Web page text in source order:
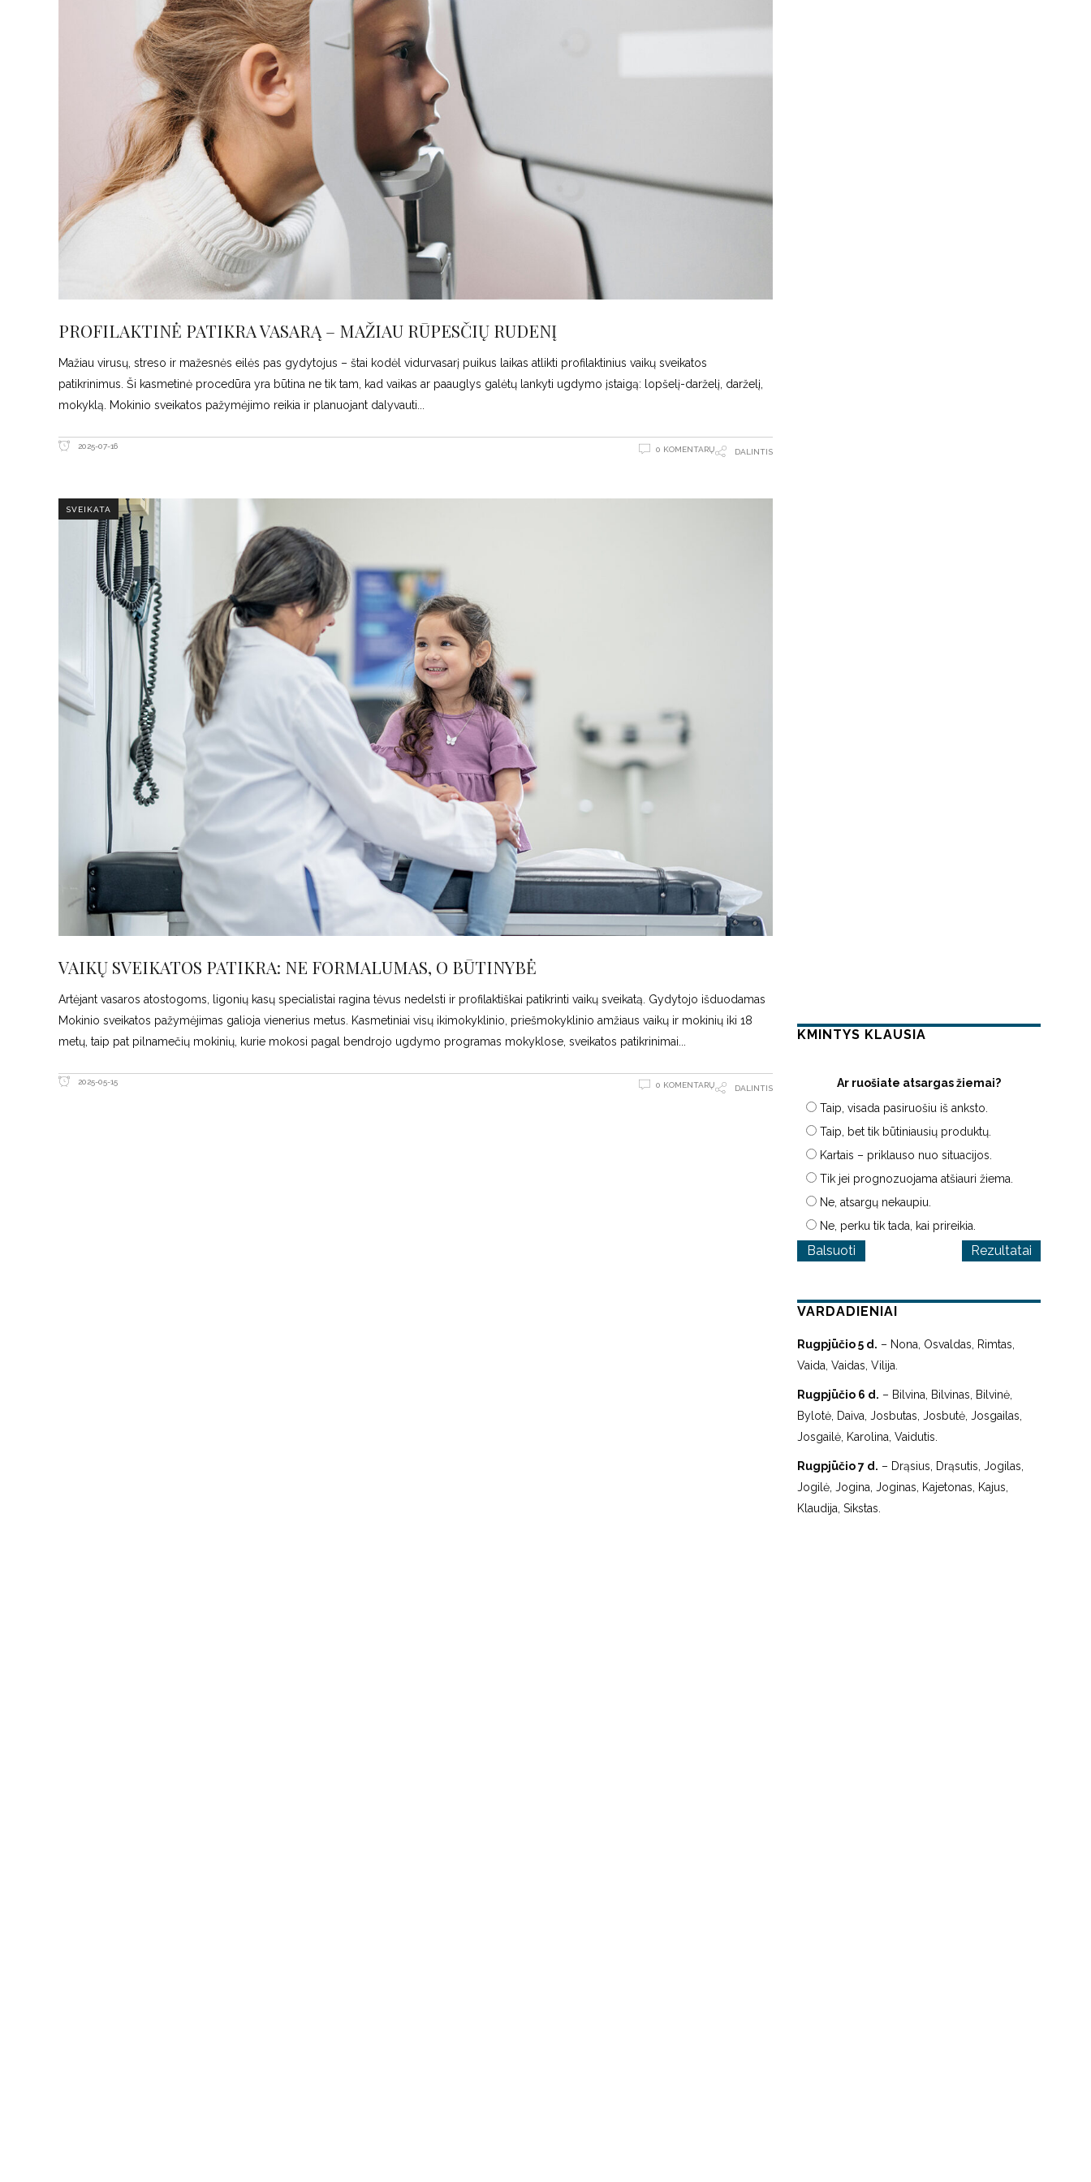
PROFILAKTINĖ PATIKRA VASARĄ – MAŽIAU RŪPESČIŲ RUDENĮ
Mažiau virusų, streso ir mažesnės eilės pas gydytojus – štai kodėl vidurvasarį puikus laikas atlikti profilaktinius vaikų sveikatos
patikrinimus. Ši kasmetinė procedūra yra būtina ne tik tam, kad vaikas ar paauglys galėtų lankyti ugdymo įstaigą: lopšelį-darželį, darželį,
mokyklą. Mokinio sveikatos pažymėjimo reikia ir planuojant dalyvauti
2025-07-16 0 KOMENTARŲ DALINTIS
SVEIKATA
VAIKŲ SVEIKATOS PATIKRA: NE FORMALUMAS, O BŪTINYBĖ
Artėjant vasaros atostogoms, ligonių kasų specialistai ragina tėvus nedelsti ir profilaktiškai patikrinti vaikų sveikatą. Gydytojo išduodamas
Mokinio sveikatos pažymėjimas galioja vienerius metus. Kasmetiniai visų ikimokyklinio, priešmokyklinio amžiaus vaikų ir mokinių iki 18
metų, taip pat pilnamečių mokinių, kurie mokosi pagal bendrojo ugdymo programas mokyklose, sveikatos patikrinimai
2025-05-15 0 KOMENTARŲ DALINTIS
KMINTYS KLAUSIA
Ar ruošiate atsargas žiemai?
Taip, visada pasiruošiu iš anksto.
Taip, bet tik būtiniausių produktų.
Kartais – priklauso nuo situacijos.
Tik jei prognozuojama atšiauri žiema.
Ne, atsargų nekaupiu.
Ne, perku tik tada, kai prireikia.
Rezultatai
VARDADIENIAI
Rugpjūčio 5 d. – Nona, Osvaldas, Rimtas,
Vaida, Vaidas, Vilija.
Rugpjūčio 6 d. – Bilvina, Bilvinas, Bilvinė,
Bylotė, Daiva, Josbutas, Josbutė, Josgailas,
Josgailė, Karolina, Vaidutis.
Rugpjūčio 7 d. – Drąsius, Drąsutis, Jogilas,
Jogilė, Jogina, Joginas, Kajetonas, Kajus,
Klaudija, Sikstas.